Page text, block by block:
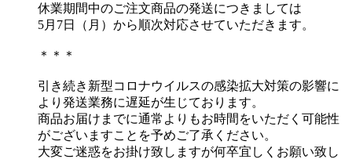
休業期間中のご注文商品の発送につきましては
5月7日（月）から順次対応させていただきます。
＊＊＊
引き続き新型コロナウイルスの感染拡大対策の影響に
より発送業務に遅延が生じております。
商品お届けまでに通常よりもお時間をいただく可能性
がございますことを予めご了承ください。
大変ご迷惑をお掛け致しますが何卒宜しくお願い致し